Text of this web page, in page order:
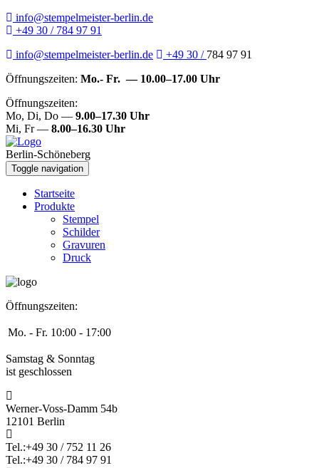
info@stempelmeister-berlin.de
+49 30 / 784 97 91
info@stempelmeister-berlin.de
+49 30 / 784 97 91
Öffnungszeiten: Mo.- Fr. — 10.00–17.00 Uhr
Öffnungszeiten:
Mo, Di, Do — 9.00–17.30 Uhr
Mi, Fr — 8.00–16.30 Uhr
Berlin-Schöneberg
Toggle navigation
Startseite
Produkte
Stempel
Schilder
Gravuren
Druck
Öffnungszeiten:
Mo. - Fr. 10:00 - 17:00
Samstag & Sonntag
ist geschlossen
Werner-Voss-Damm 54b
12101 Berlin
Tel.:+49 30 / 752 11 26
Tel.:+49 30 / 784 97 91